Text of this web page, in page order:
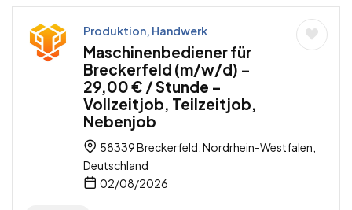
Produktion, Handwerk
Maschinenbediener für
Breckerfeld (m/w/d) –
29,00 € / Stunde –
Vollzeitjob, Teilzeitjob,
Nebenjob
58339 Breckerfeld, Nordrhein-Westfalen,
Deutschland
02/08/2026